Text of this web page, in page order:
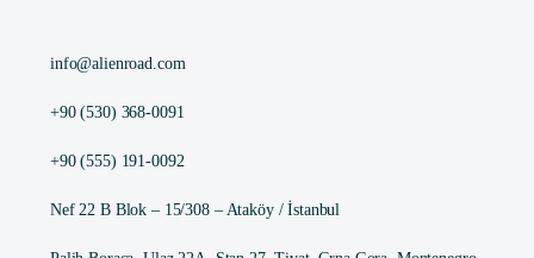
info@alienroad.com
+90 (530) 368-0091
+90 (555) 191-0092
Nef 22 B Blok – 15/308 – Ataköy / İstanbul